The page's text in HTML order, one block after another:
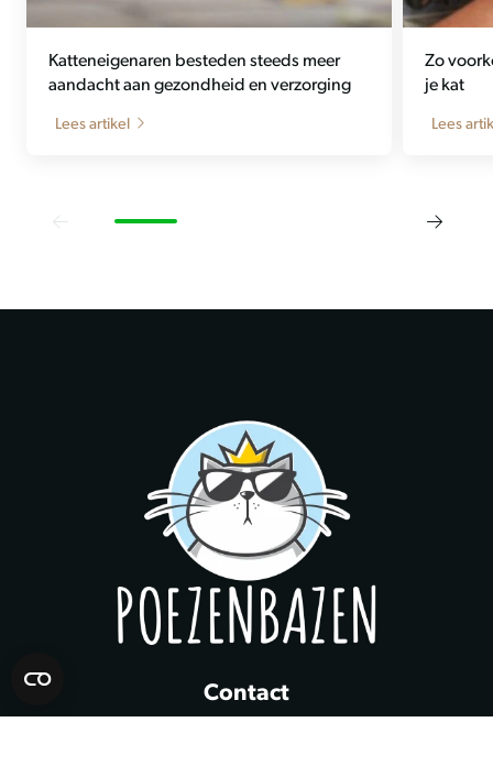
Katteneigenaren besteden steeds meer
aandacht aan gezondheid en verzorging
Lees artikel
Zo
je kat
Lees
Contact